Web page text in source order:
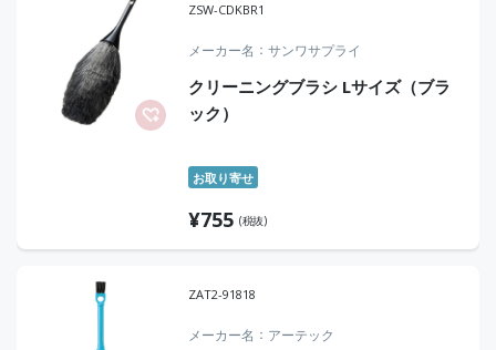
ZSW-CDKBR1
メーカー名 サンワサプライ
クリーニングブラシ Lサイズ（ブラ
ック）
お取り寄せ
¥755 (税抜)
ZAT2-91818
メーカー名 アーテック